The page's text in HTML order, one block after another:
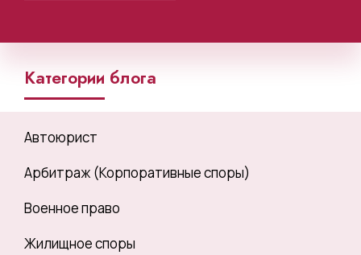
Категории блога
Автоюрист
Арбитраж (Корпоративные споры)
Военное право
Жилищное споры